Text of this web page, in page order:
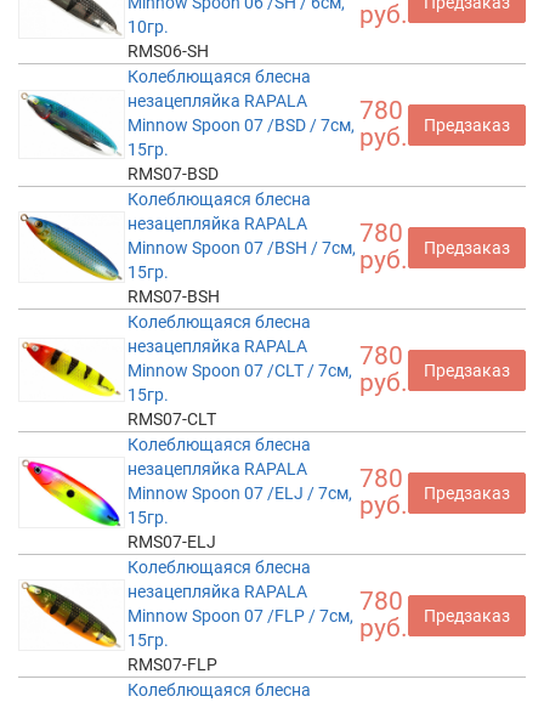
10гр.
RMS06-SH
руб.
Колеблющаяся блесна
незацепляйка RAPALA
Minnow Spoon 07 /BSD / 7см,
15гр.
RMS07-BSD
780
руб.
Предзаказ
Колеблющаяся блесна
незацепляйка RAPALA
Minnow Spoon 07 /BSH / 7см,
15гр.
RMS07-BSH
780
руб.
Предзаказ
Колеблющаяся блесна
незацепляйка RAPALA
Minnow Spoon 07 /CLT / 7см,
15гр.
RMS07-CLT
780
руб.
Предзаказ
Колеблющаяся блесна
незацепляйка RAPALA
Minnow Spoon 07 /ELJ / 7см,
15гр.
RMS07-ELJ
780
руб.
Предзаказ
Колеблющаяся блесна
незацепляйка RAPALA
Minnow Spoon 07 /FLP / 7см,
15гр.
RMS07-FLP
780
руб.
Предзаказ
Колеблющаяся блесна